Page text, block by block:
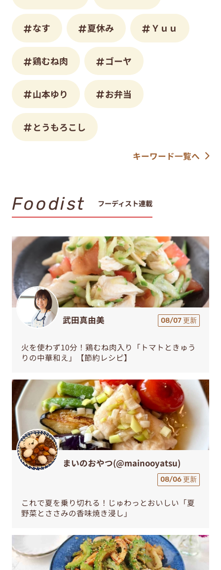
なす 夏休み Ｙｕｕ
鶏むね肉 ゴーヤ
山本ゆり お弁当
とうもろこし
キーワード一覧へ
Foodist フーディスト連載
武田真由美 08/07 更新
火を使わず10分！鶏むね肉入り「トマトときゅう
りの中華和え」【節約レシピ】
まいのおやつ(@mainooyatsu)
08/06 更新
これで夏を乗り切れる！じゅわっとおいしい「夏
野菜とささみの香味焼き浸し」